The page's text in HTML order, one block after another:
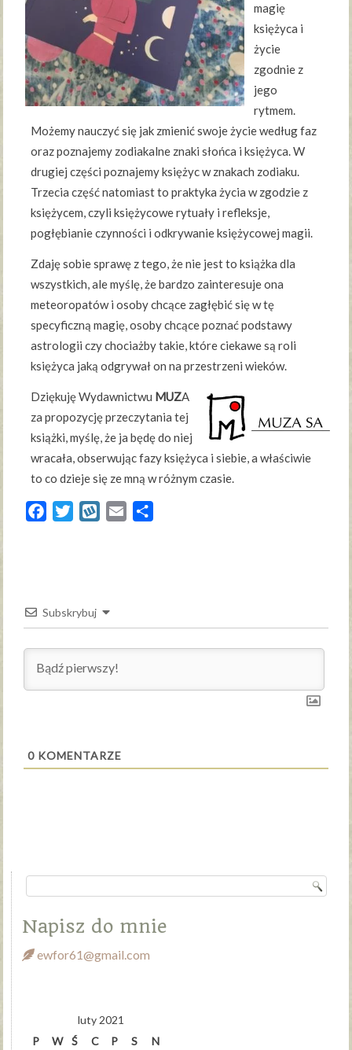
magię
księżyca i
życie
zgodnie z
jego
rytmem.
Możemy nauczyć się jak zmienić swoje życie według faz
oraz poznajemy zodiakalne znaki słońca i księżyca. W
drugiej części poznajemy księżyc w znakach zodiaku.
Trzecia część natomiast to praktyka życia w zgodzie z
księżycem, czyli księżycowe rytuały i refleksje,
pogłębianie czynności i odkrywanie księżycowej magii.
Zdaję sobie sprawę z tego, że nie jest to książka dla
wszystkich, ale myślę, że bardzo zainteresuje ona
meteoropatów i osoby chcące zagłębić się w tę
specyficzną magię, osoby chcące poznać podstawy
astrologii czy chociażby takie, które ciekawe są roli
księżyca jaką odgrywał on na przestrzeni wieków.
Dziękuję Wydawnictwu MUZA
za propozycję przeczytania tej
książki, myślę, że ja będę do niej
wracała, obserwując fazy księżyca i siebie, a właściwie
to co dzieje się ze mną w różnym czasie.
FacebookTwitterWykopEmail
Subskrybuj
0 KOMENTARZE
Napisz do mnie
ewfor61@gmail.com
luty 2021
P
W Ś C P S
N